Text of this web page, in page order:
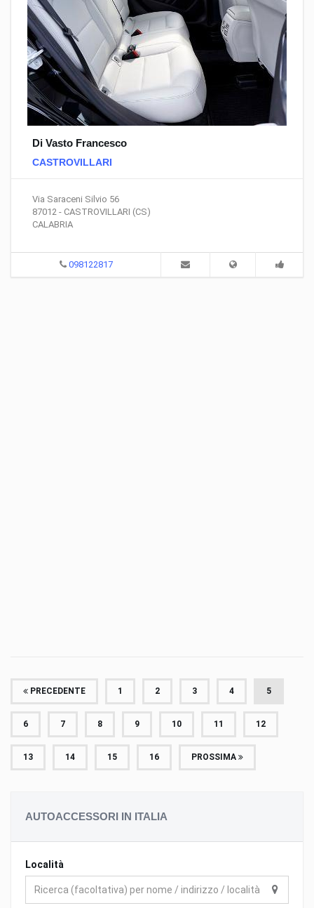
Di Vasto Francesco
CASTROVILLARI
Via Saraceni Silvio 56
87012 - CASTROVILLARI (CS)
CALABRIA
098122817
PRECEDENTE 1 2 3 4 5
6 7 8 9 10 11 12
13 14 15 16 PROSSIMA
AUTOACCESSORI IN ITALIA
Località